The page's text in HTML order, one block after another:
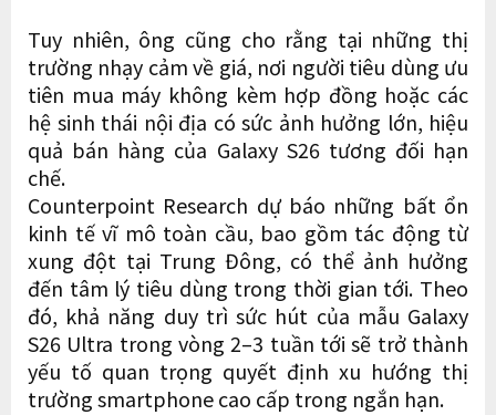
Tuy nhiên, ông cũng cho rằng tại những thị
trường nhạy cảm về giá, nơi người tiêu dùng ưu
tiên mua máy không kèm hợp đồng hoặc các
hệ sinh thái nội địa có sức ảnh hưởng lớn, hiệu
quả bán hàng của Galaxy S26 tương đối hạn
chế.
Counterpoint Research dự báo những bất ổn
kinh tế vĩ mô toàn cầu, bao gồm tác động từ
xung đột tại Trung Đông, có thể ảnh hưởng
đến tâm lý tiêu dùng trong thời gian tới. Theo
đó, khả năng duy trì sức hút của mẫu Galaxy
S26 Ultra trong vòng 2–3 tuần tới sẽ trở thành
yếu tố quan trọng quyết định xu hướng thị
trường smartphone cao cấp trong ngắn hạn.